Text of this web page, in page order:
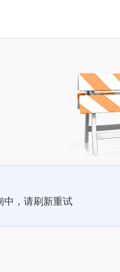
中，请刷新重试